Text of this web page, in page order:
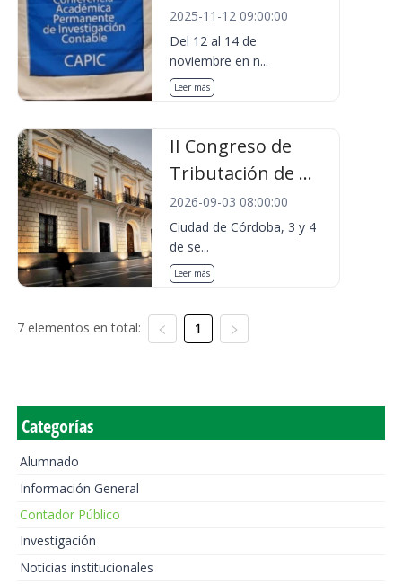
2025-11-12 09:00:00
Del 12 al 14 de
noviembre en n...
Leer más
II Congreso de
Tributación de ...
2026-09-03 08:00:00
Ciudad de Córdoba, 3 y 4
de se...
Leer más
7 elementos en total: 1
Categorías
Alumnado
Información General
Contador Público
Investigación
Noticias institucionales